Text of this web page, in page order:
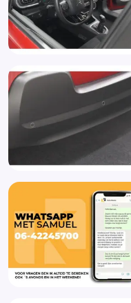
Pack Navigatie
Parkeersensor achter
Radio
Regensensor
Rijstrooksensor
Start/stop systeem
Stuurbekrachtiging
Stuurwiel
Verkeersbord detectie
Vermoeidheids
Volledige
Zij airbag(s) voor